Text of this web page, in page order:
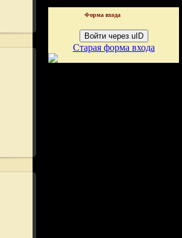
Форма входа
Войти через uID
Старая форма входа